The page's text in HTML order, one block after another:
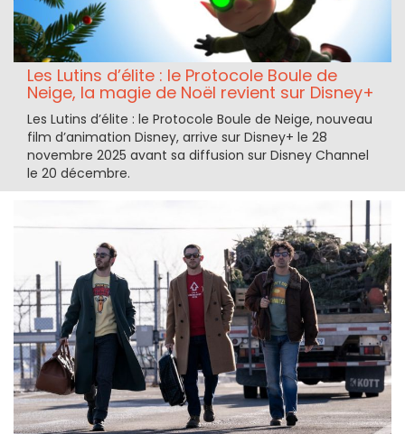
Les Lutins d’élite : le Protocole Boule de
Neige, la magie de Noël revient sur Disney+
Les Lutins d’élite : le Protocole Boule de Neige, nouveau
film d’animation Disney, arrive sur Disney+ le 28
novembre 2025 avant sa diffusion sur Disney Channel
le 20 décembre.